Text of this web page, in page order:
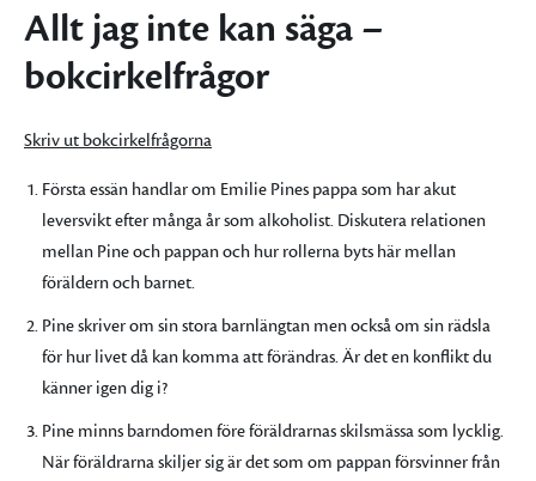
Allt jag inte kan säga –
bokcirkelfrågor
Skriv ut bokcirkelfrågorna
Första essän handlar om Emilie Pines pappa som har akut
leversvikt efter många år som alkoholist. Diskutera relationen
mellan Pine och pappan och hur rollerna byts här mellan
föräldern och barnet.
Pine skriver om sin stora barnlängtan men också om sin rädsla
för hur livet då kan komma att förändras. Är det en konflikt du
känner igen dig i?
Pine minns barndomen före föräldrarnas skilsmässa som lycklig.
När föräldrarna skiljer sig är det som om pappan försvinner från